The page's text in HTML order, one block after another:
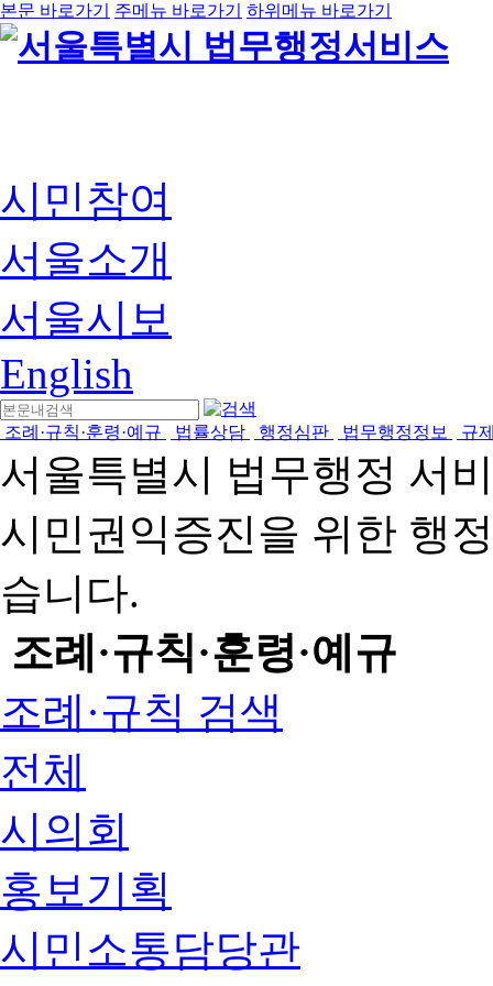
본문 바로가기 주메뉴 바로가기 하위메뉴 바로가기
시민참여
서울소개
서울시보
English
조례·규칙·훈령·예규 법률상담 행정심판 법무행정정보 규
서울특별시 법무행정 서
시민권익증진을 위한 행
습니다.
조례·규칙·훈령·예규
조례·규칙 검색
전체
시의회
홍보기획
시민소통담당관